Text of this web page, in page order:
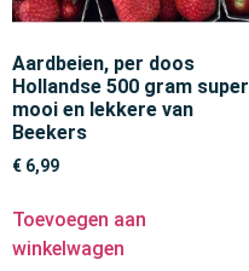
Aardbeien, per doos
Hollandse 500 gram super
mooi en lekkere van
Beekers
€ 6,99
Toevoegen aan
winkelwagen